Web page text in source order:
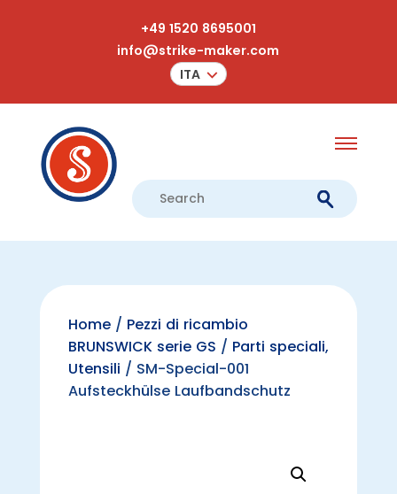
+49 1520 8695001
info@strike-maker.com
ITA
Home/ Pezzi di ricambio
BRUNSWICK serie GS / Parti speciali,
Utensili / SM-Special-001
Aufsteckhülse Laufbandschutz